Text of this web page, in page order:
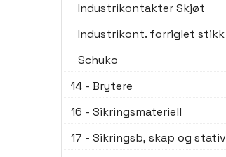
Industrikontakter Skjøt
Industrikont. forriglet stikk
Schuko
14 - Brytere
16 - Sikringsmateriell
17 - Sikringsb, skap og stativ